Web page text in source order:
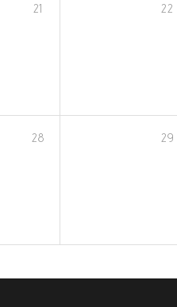
21 22
28 29